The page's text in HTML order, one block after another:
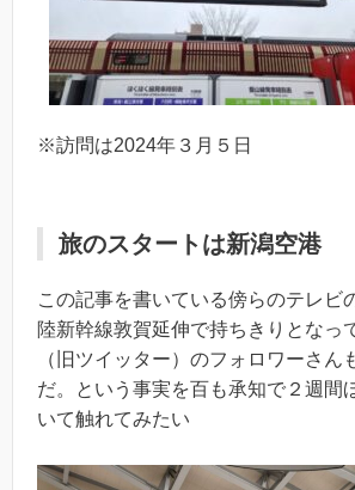
※訪問は2024年３月５日
旅のスタートは新潟空港
この記事を書いている傍らのテレビ
陸新幹線敦賀延伸で持ちきりとなっ
（旧ツイッター）のフォロワーさん
だ。という事実を百も承知で２週間
いて触れてみたい